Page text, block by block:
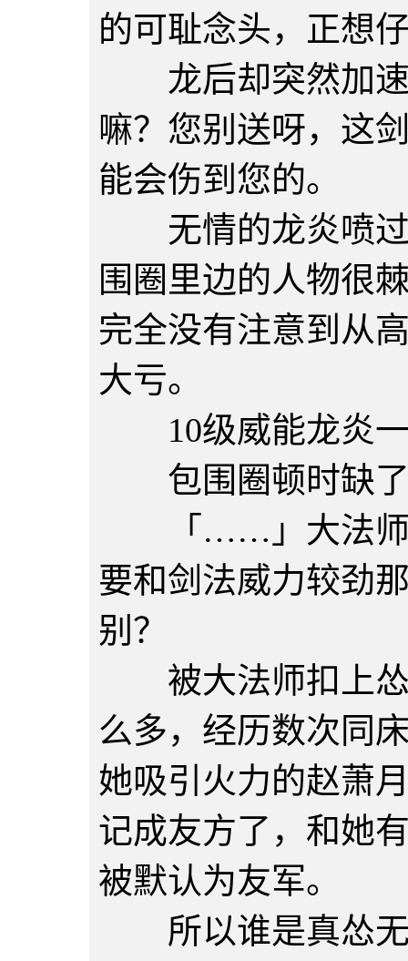
的可耻念头，正想
龙后却突然加速
嘛？您别送呀，这
能会伤到您的。
无情的龙炎喷过
围圈里边的人物很
完全没有注意到从
大亏。
10级威能龙炎一
包围圈顿时缺了
「……」大法师
要和剑法威力较劲
别？
被大法师扣上怂
么多，经历数次同
她吸引火力的赵萧
记成友方了，和她
被默认为友军。
所以谁是真怂无